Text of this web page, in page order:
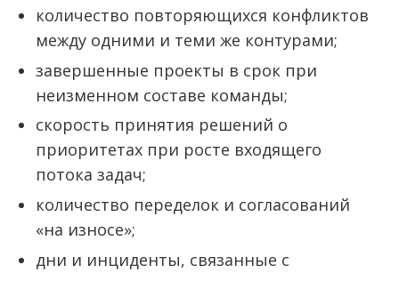
количество повторяющихся конфликтов
между одними и теми же контурами;
завершенные проекты в срок при
неизменном составе команды;
скорость принятия решений о
приоритетах при росте входящего
потока задач;
количество переделок и согласований
«на износе»;
дни и инциденты, связанные с